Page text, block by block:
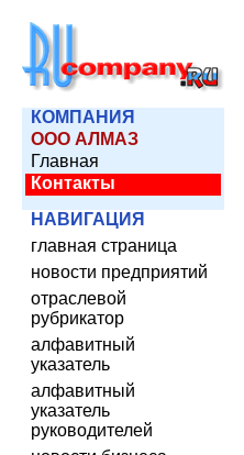
КОМПАНИЯ
ООО АЛМАЗ
Главная
Контакты
НАВИГАЦИЯ
главная страница
новости предприятий
отраслевой
рубрикатор
алфавитный
указатель
алфавитный
указатель
руководителей